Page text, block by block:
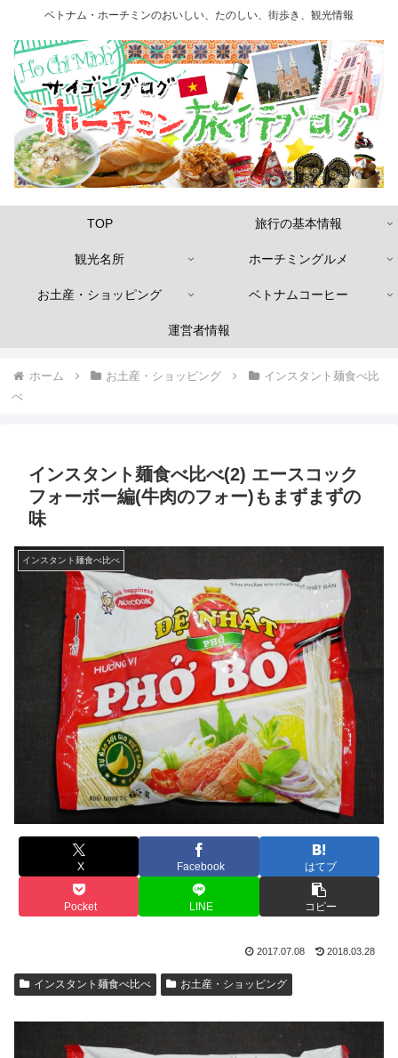
ベトナム・ホーチミンのおいしい、たのしい、街歩き、観光情報
TOP 旅行の基本情報
観光名所 ホーチミングルメ
お土産・ショッピング ベトナムコーヒー
運営者情報
ホーム お土産・ショッピング
インスタント麺食べ比
べ
インスタント麺食べ比べ(2) エースコック
フォーボー編(牛肉のフォー)もまずまずの
味
インスタント麺食べ比べ
X Facebook はてブ
Pocket LINE コピー
2017.07.08 2018.03.28
インスタント麺食べ比べ お土産・ショッピング